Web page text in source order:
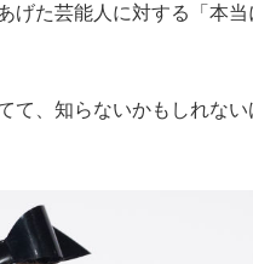
た芸能人に対する「本当
、知らないかもしれない